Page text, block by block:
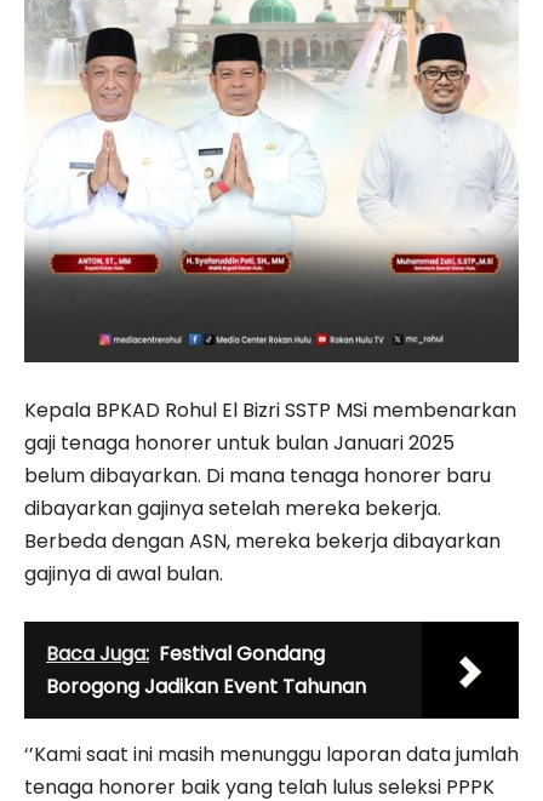
Kepala BPKAD Rohul El Bizri SSTP MSi membenarkan
gaji tenaga honorer untuk bulan Januari 2025
belum dibayarkan. Di mana tenaga honorer baru
dibayarkan gajinya setelah mereka bekerja.
Berbeda dengan ASN, mereka bekerja dibayarkan
gajinya di awal bulan.
Baca Juga: Festival Gondang
Borogong Jadikan Event Tahunan
‘’Kami saat ini masih menunggu laporan data jumlah
tenaga honorer baik yang telah lulus seleksi PPPK